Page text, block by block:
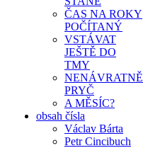
ČAS NA ROKY
POČÍTANÝ
VSTÁVAT
JEŠTĚ DO
TMY
NENÁVRATNĚ
PRYČ
A MĚSÍC?
obsah čísla
Václav Bárta
Petr Cincibuch